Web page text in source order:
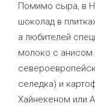
Помимо сыра, в
шоколад в
а любителей
молоко с анисом.
селедка) и
Хайнекеном или